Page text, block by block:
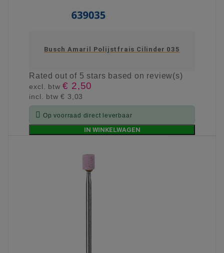
Busch Amaril Polijstfrais Cilinder 035
Ratedout of 5 stars based on review(s)
excl. btw€ 2,50
incl. btw€ 3,03
 Op voorraad direct leverbaar
IN WINKELWAGEN